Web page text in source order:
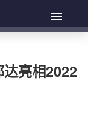
亮相2022